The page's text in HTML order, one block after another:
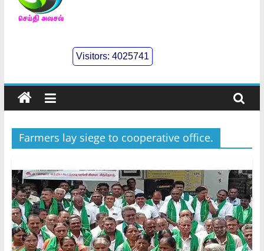
செய்திஅலசல்
Seidhialasal
Tamil
Online
NewsPaper
Visitors:4025741
Farmers lay siege to cooperative office.